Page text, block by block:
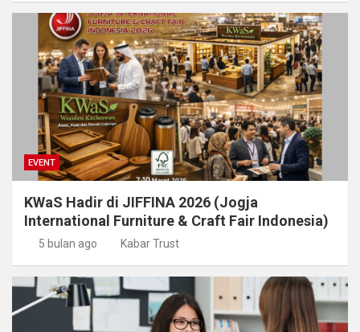
EVENT
KWaS Hadir di JIFFINA 2026 (Jogja
International Furniture & Craft Fair Indonesia)
5 bulan ago Kabar Trust